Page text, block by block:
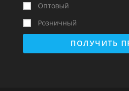
Оптовый
Розничный
ПОЛУЧИТЬ